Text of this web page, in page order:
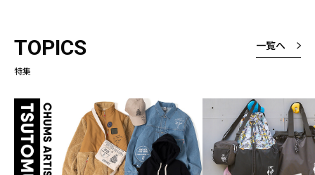
TOPICS
特集
一覧へ